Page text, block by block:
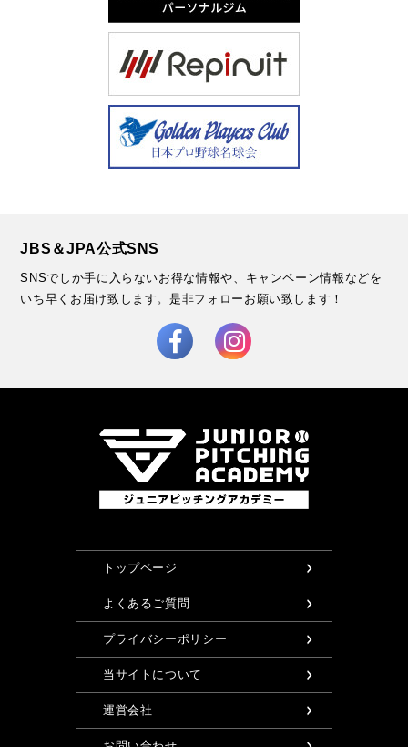
JBS＆JPA公式SNS
SNSでしか手に入らないお得な情報や、キャンペーン情報などを
いち早くお届け致します。是非フォローお願い致します！
トップページ
よくあるご質問
プライバシーポリシー
当サイトについて
運営会社